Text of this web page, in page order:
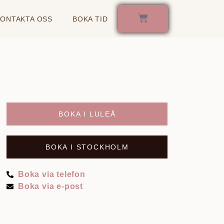
OSS BOKA TID
BOKA I LULEÅ
BOKA I STOCKHOLM
Boka via telefon
Boka via e-post